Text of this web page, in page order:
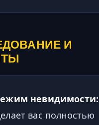
И
невидимости:
вас полностью